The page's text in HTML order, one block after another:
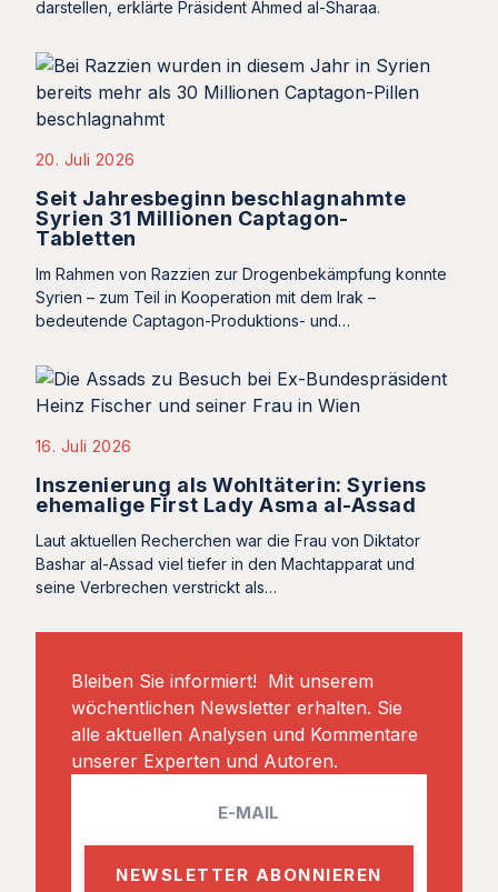
darstellen, erklärte Präsident Ahmed al-Sharaa.
20. Juli 2026
Seit Jahresbeginn beschlagnahmte
Syrien 31 Millionen Captagon-
Tabletten
Im Rahmen von Razzien zur Drogenbekämpfung konnte
Syrien – zum Teil in Kooperation mit dem Irak –
bedeutende Captagon-Produktions- und…
16. Juli 2026
Inszenierung als Wohltäterin: Syriens
ehemalige First Lady Asma al-Assad
Laut aktuellen Recherchen war die Frau von Diktator
Bashar al-Assad viel tiefer in den Machtapparat und
seine Verbrechen verstrickt als…
Bleiben Sie informiert! Mit unserem
wöchentlichen Newsletter erhalten. Sie
alle aktuellen Analysen und Kommentare
unserer Experten und Autoren.